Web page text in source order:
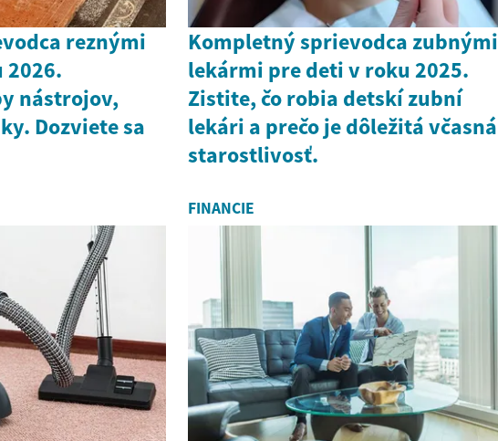
reznými
nástrojov,
Dozviete sa
Kompletný sprievodca zubnými
lekármi pre deti v roku 2025.
Zistite, čo robia detskí zubní
lekári a prečo je dôležitá včasná
starostlivosť.
FINANCIE